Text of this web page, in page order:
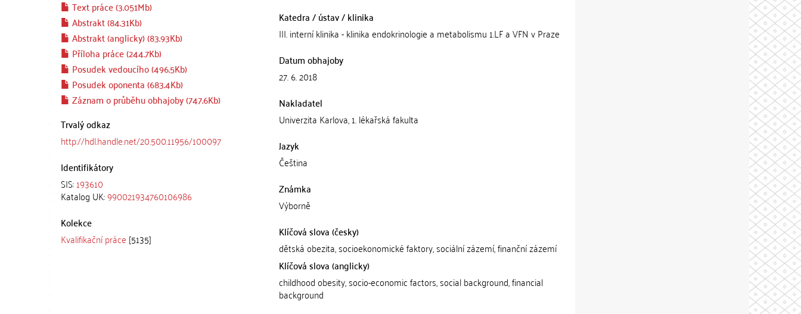
Text práce (3.051Mb)
Abstrakt (84.31Kb)
Abstrakt (anglicky) (83.93Kb)
Příloha práce (244.7Kb)
Posudek vedoucího (496.5Kb)
Posudek oponenta (683.4Kb)
Záznam o průběhu obhajoby (747.6Kb)
Trvalý odkaz
http://hdl.handle.net/20.500.11956/100097
Identifikátory
SIS:193610
Katalog UK:990021934760106986
Kolekce
Kvalifikační práce [5135]
Katedra / ústav / klinika
III. interní klinika - klinika endokrinologie a metabolismu 1.LF a VFN v Praze
Datum obhajoby
27. 6. 2018
Nakladatel
Univerzita Karlova, 1. lékařská fakulta
Jazyk
Čeština
Známka
Výborně
Klíčová slova (česky)
dětská obezita, socioekonomické faktory, sociální zázemí, finanční zázemí
Klíčová slova (anglicky)
childhood obesity, socio-economic factors, social background, financial
background